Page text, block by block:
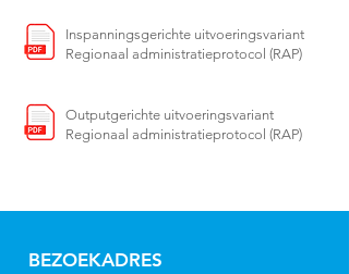
Inspanningsgerichte uitvoeringsvariant
Regionaal administratieprotocol (RAP)
Outputgerichte uitvoeringsvariant
Regionaal administratieprotocol (RAP)
BEZOEKADRES